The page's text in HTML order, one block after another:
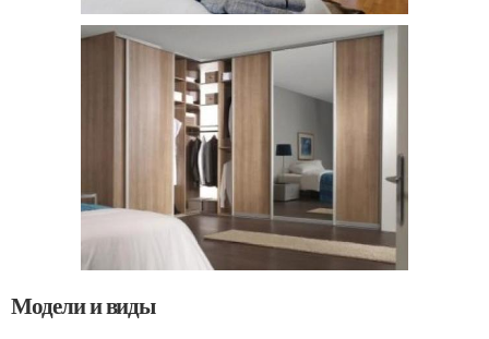
Модели и виды